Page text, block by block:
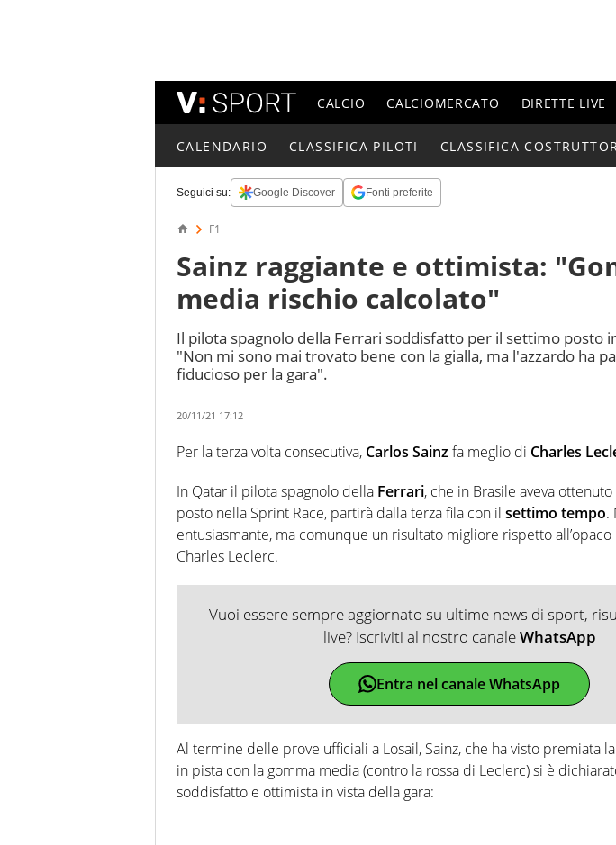
CALCIO CALCIOMERCATO DIRETTE LIVE
CALENDARIO CLASSIFICA PILOTI CLASSIFICA
Seguici su: Google Discover Fonti preferite
F1
Sainz raggiante e ottimista:
media rischio calcolato"
Il pilota spagnolo della Ferrari soddisfatto per il settimo posto
"Non mi sono mai trovato bene con la gialla, ma l'azzardo ha
fiducioso per la gara".
20/11/21 17:12
Per la terza volta consecutiva, Carlos Sainzfa meglio di Charles
In Qatar il pilota spagnolo della Ferrari, che in Brasile aveva
posto nella Sprint Race, partirà dalla terza fila con il settimo tempo.
entusiasmante, ma comunque un risultato migliore rispetto all’opaco
Charles Leclerc.
Vuoi essere sempre aggiornato su ultime news di sport,
live? Iscriviti al nostro canaleWhatsApp
Entra nel canale WhatsApp
Al termine delle prove ufficiali a Losail, Sainz, che ha visto premiata
in pista con la gomma media (contro la rossa di Leclerc) si è
soddisfatto e ottimista in vista della gara: